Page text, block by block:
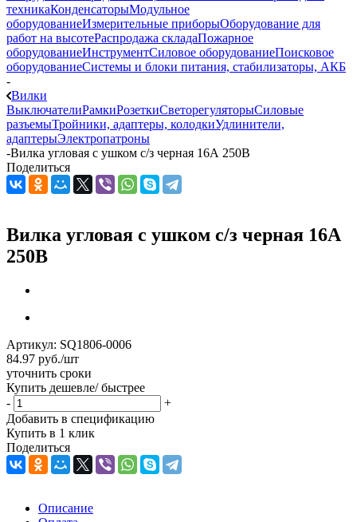
техникаКонденсаторыМодульное
оборудованиеИзмерительные приборыОборудование для
работ на высотеРаспродажа складаПожарное
оборудованиеИнструментСиловое оборудованиеПоисковое
оборудованиеСистемы и блоки питания, стабилизаторы, АКБ
-
Вилки
ВыключателиРамкиРозеткиСветорегуляторыСиловые
разъемыТройники, адаптеры, колодкиУдлинители,
адаптерыЭлектропатроны
-Вилка угловая с ушком с/з черная 16А 250В
Поделиться
Вилка угловая с ушком с/з черная 16А
250В
Артикул: SQ1806-0006
84.97 руб./шт
уточнить сроки
Купить дешевле/ быстрее
-
+
Добавить в спецификацию
Купить в 1 клик
Поделиться
Описание